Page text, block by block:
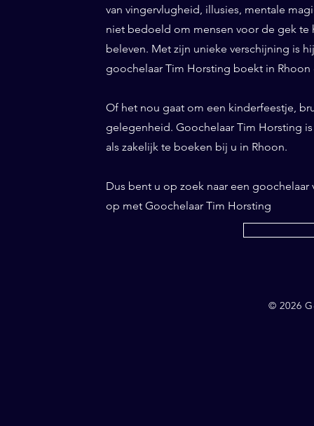
van vingervlugheid, illusies, mentale
niet bedoeld om mensen voor de gek te
beleven. Met zijn unieke verschijning is
goochelaar Tim Horsting boekt in
Of het nou gaat om een kinderfeestje,
gelegenheid. Goochelaar Tim Horsting
als zakelijk te boeken bij u in Rhoon.
Dus bent u op zoek naar een
op met Goochelaar Tim Horsting
© 2026